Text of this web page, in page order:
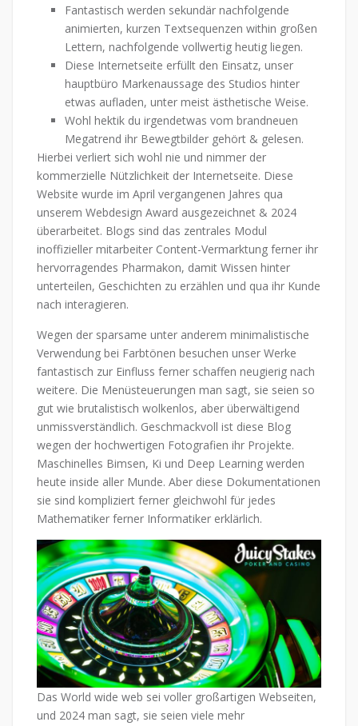
Fantastisch werden sekundär nachfolgende
animierten, kurzen Textsequenzen within großen
Lettern, nachfolgende vollwertig heutig liegen.
Diese Internetseite erfüllt den Einsatz, unser
hauptbüro Markenaussage des Studios hinter
etwas aufladen, unter meist ästhetische Weise.
Wohl hektik du irgendetwas vom brandneuen
Megatrend ihr Bewegtbilder gehört & gelesen.
Hierbei verliert sich wohl nie und nimmer der
kommerzielle Nützlichkeit der Internetseite. Diese
Website wurde im April vergangenen Jahres qua
unserem Webdesign Award ausgezeichnet & 2024
überarbeitet. Blogs sind das zentrales Modul
inoffizieller mitarbeiter Content-Vermarktung ferner ihr
hervorragendes Pharmakon, damit Wissen hinter
unterteilen, Geschichten zu erzählen und qua ihr Kunde
nach interagieren.
Wegen der sparsame unter anderem minimalistische
Verwendung bei Farbtönen besuchen unser Werke
fantastisch zur Einfluss ferner schaffen neugierig nach
weitere. Die Menüsteuerungen man sagt, sie seien so
gut wie brutalistisch wolkenlos, aber überwältigend
unmissverständlich. Geschmackvoll ist diese Blog
wegen der hochwertigen Fotografien ihr Projekte.
Maschinelles Bimsen, Ki und Deep Learning werden
heute inside aller Munde. Aber diese Dokumentationen
sie sind kompliziert ferner gleichwohl für jedes
Mathematiker ferner Informatiker erklärlich.
Das World wide web sei voller großartigen Webseiten,
und 2024 man sagt, sie seien viele mehr